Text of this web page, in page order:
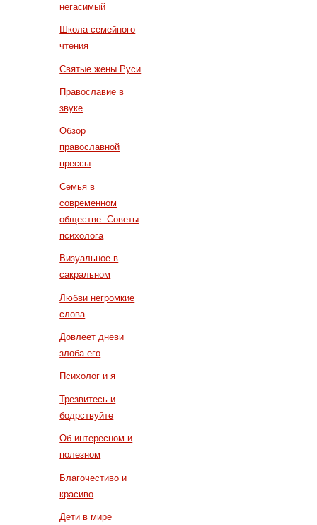
негасимый
Школа семейного
чтения
Святые жены Руси
Православие в
звуке
Обзор
православной
прессы
Семья в
современном
обществе. Советы
психолога
Визуальное в
сакральном
Любви негромкие
слова
Довлеет дневи
злоба его
Психолог и я
Трезвитесь и
бодрствуйте
Об интересном и
полезном
Благочестиво и
красиво
Дети в мире